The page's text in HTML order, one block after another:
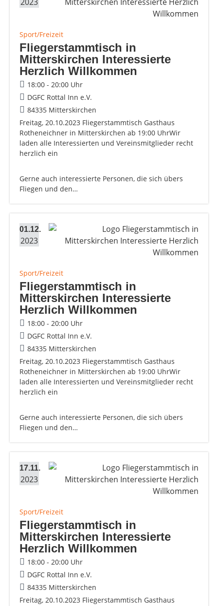
Sport/Freizeit
Fliegerstammtisch in
Mitterskirchen Interessierte
Herzlich Willkommen
18:00 - 20:00 Uhr
DGFC Rottal Inn e.V.
84335 Mitterskirchen
Freitag, 20.10.2023 Fliegerstammtisch Gasthaus
Rotheneichner in Mitterskirchen ab 19:00 UhrWir
laden alle Interessierten und Vereinsmitglieder recht
herzlich ein
Gerne auch interessierte Personen, die sich übers
Fliegen und den…
01.12.
2023
Sport/Freizeit
Fliegerstammtisch in
Mitterskirchen Interessierte
Herzlich Willkommen
18:00 - 20:00 Uhr
DGFC Rottal Inn e.V.
84335 Mitterskirchen
Freitag, 20.10.2023 Fliegerstammtisch Gasthaus
Rotheneichner in Mitterskirchen ab 19:00 UhrWir
laden alle Interessierten und Vereinsmitglieder recht
herzlich ein
Gerne auch interessierte Personen, die sich übers
Fliegen und den…
17.11.
2023
Sport/Freizeit
Fliegerstammtisch in
Mitterskirchen Interessierte
Herzlich Willkommen
18:00 - 20:00 Uhr
DGFC Rottal Inn e.V.
84335 Mitterskirchen
Freitag, 20.10.2023 Fliegerstammtisch Gasthaus